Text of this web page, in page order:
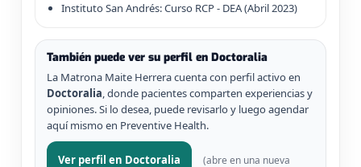
Instituto San Andrés: Curso RCP - DEA (Abril 2023)
También puede ver su perfil en Doctoralia
La Matrona Maite Herrera cuenta con perfil activo en
Doctoralia, donde pacientes comparten experiencias y
opiniones. Si lo desea, puede revisarlo y luego agendar
aquí mismo en Preventive Health.
Ver perfil en Doctoralia (abre en una nueva